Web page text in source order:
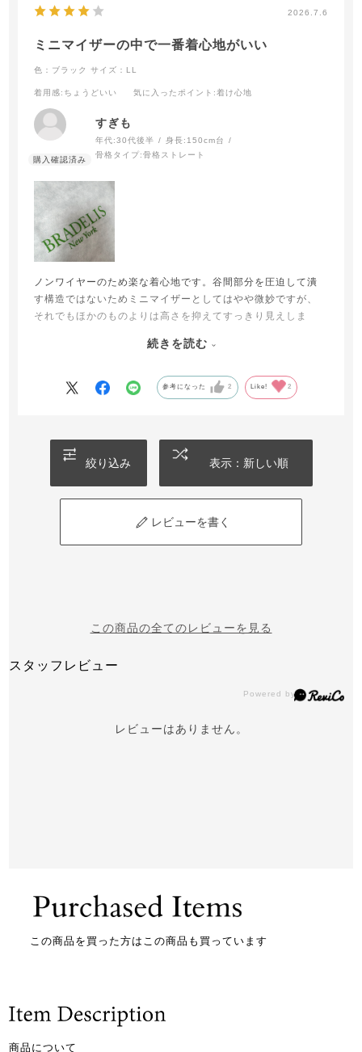
2026.7.6
ミニマイザーの中で一番着心地がいい
色：ブラック サイズ：LL
着用感:ちょうどいい 気に入ったポイント :着け心地
すぎも
年代:30代後半 身長: 150cm台
骨格タイプ:骨格ストレート
ノンワイヤーのため楽な着心地です。谷間部分を圧迫して潰
す構造ではないためミニマイザーとしてはやや微妙ですが、
それでもほかのものよりは高さを抑えてすっきり見えしま
脇高なので縫製部分の厚くなっているところがたまに当たっ
ノンワイヤーのミニマイザーはあまり見かけないのと、つけ
てるのが楽なためもう一枚買いたいしたいです。カラー増え
続きを読む
参考になった 2 Like! 2
絞り込み 表示：新しい順
レビューを書く
この商品の全てのレビューを見る
スタッフレビュー
レビューはありません。
この商品を買った方はこの商品も買っています
商品について